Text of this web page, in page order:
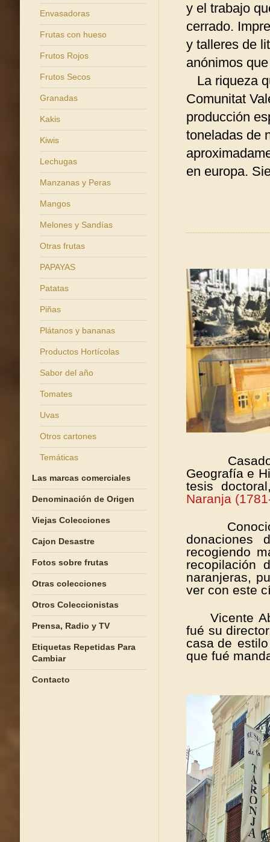
Envasadoras
Frutas con hueso
Frutos Rojos
Frutos Secos
Granadas
Kakis
Kiwis
Lechugas
Manzanas y Peras
Mangos
Melones y Sandías
Otras frutas
PAPAYAS
Patatas
Piñas
Plátanos y bananas
Productos Hortícolas
Sabor del año
Tomates
Uvas
Otros cartones
Temáticas
Las marcas comerciales
Denominación de Origen
Viejas Colecciones
Cajon Desastre
Fotos sobre frutas
Otras colecciones
Otros Coleccionistas
Prensa, Radio y TV
Etiquetas Repetidas Para
Cambiar
Contacto
y el trabajo
cerrado.
y talleres de
anónimos
La riqueza
Comunitat
producción
toneladas de
en europa.
Geografía e
tesis
Naranja
C
donaciones
recogiendo
recopilación
naranjeras,
ver con este
Vicente
fué su
casa de
que fué